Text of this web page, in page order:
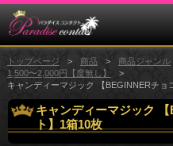
トップページ 商品 商品ジャンル
1,500〜2,000円【度無し】
キャンディーマジック 【BEGINNERチョ
キャンディーマジック
ト】1箱10枚